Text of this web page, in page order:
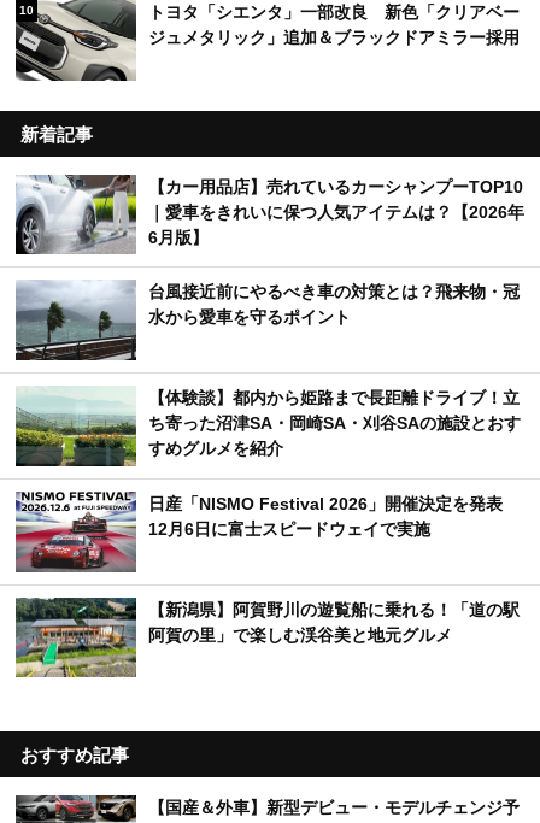
10
トヨタ「シエンタ」一部改良 新色「クリアベー
ジュメタリック」追加＆ブラックドアミラー採用
新着記事
【カー用品店】売れているカーシャンプーTOP10
｜愛車をきれいに保つ人気アイテムは？【2026年
6月版】
台風接近前にやるべき車の対策とは？飛来物・冠
水から愛車を守るポイント
【体験談】都内から姫路まで長距離ドライブ！立
ち寄った沼津SA・岡崎SA・刈谷SAの施設とおす
すめグルメを紹介
日産「NISMO Festival 2026」開催決定を発表
12月6日に富士スピードウェイで実施
【新潟県】阿賀野川の遊覧船に乗れる！「道の駅
阿賀の里」で楽しむ渓谷美と地元グルメ
おすすめ記事
【国産＆外車】新型デビュー・モデルチェンジ予